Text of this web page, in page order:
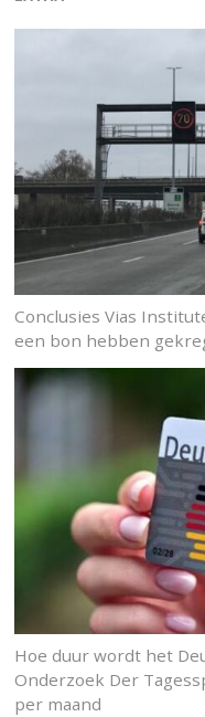
Conclusies Vias
een bon hebben
Hoe duur wordt het
Onderzoek Der
per maand